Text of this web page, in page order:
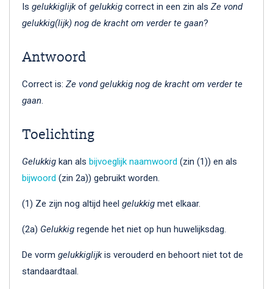
Is gelukkiglijkof gelukkig correct in een zin als Ze vond
gelukkig(lijk) nog de kracht om verder te gaan?
Antwoord
Correct is: Ze vond gelukkig nog de kracht om verder te
gaan.
Toelichting
Gelukkig kan als bijvoeglijk naamwoord (zin (1)) en als
bijwoord (zin 2a)) gebruikt worden.
(1) Ze zijn nog altijd heel gelukkig met elkaar.
(2a) Gelukkig regende het niet op hun huwelijksdag.
De vorm gelukkiglijkis verouderd en behoort niet tot de
standaardtaal.